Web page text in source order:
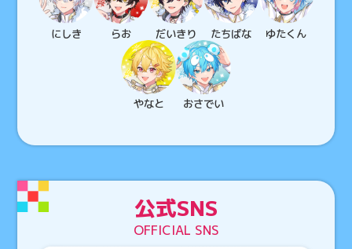
にしき らお だいきり たちばな ゆたくん
やなと おさでい
公式SNS
OFFICIAL SNS